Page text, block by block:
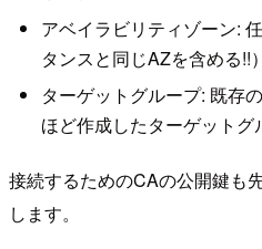
アベイラビリティゾーン:
タンスと同じAZを含める!!）
ターゲットグループ: 既存
ほど作成したターゲットグ
接続するためのCAの公開鍵も
します。